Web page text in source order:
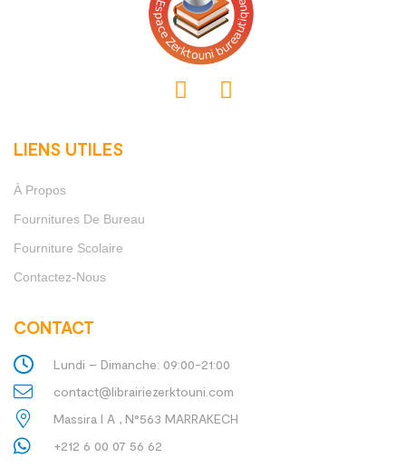
LIENS UTILES
À Propos
Fournitures De Bureau
Fourniture Scolaire
Contactez-Nous
CONTACT
Lundi – Dimanche: 09:00-21:00
contact@librairiezerktouni.com
Massira I A , N°563 MARRAKECH
+212 6 00 07 56 62